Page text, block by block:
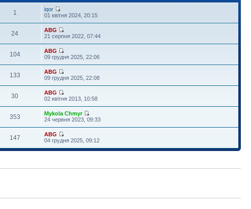
1
iqor
01 квітня 2024, 20:15
24
ABG
21 серпня 2022, 07:44
104
ABG
09 грудня 2025, 22:06
133
ABG
09 грудня 2025, 22:08
30
ABG
02 квітня 2013, 10:58
353
Mykola Chmyr
24 червня 2023, 09:33
147
ABG
04 грудня 2025, 09:12